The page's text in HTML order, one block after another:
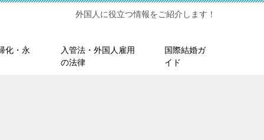
外国人に役立つ情報をご紹介します！
化・永
入管法・外国人雇用
の法律
国際結婚ガ
イド